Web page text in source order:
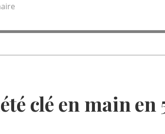
clé en main en